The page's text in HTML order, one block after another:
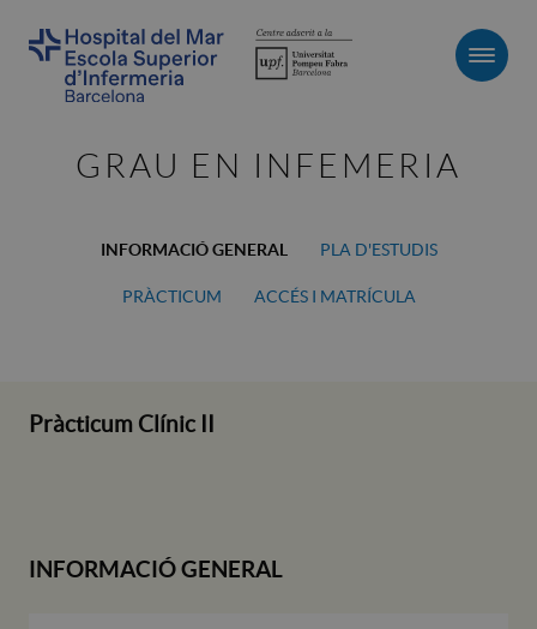
GRAU EN INFEMERIA
INFORMACIÓ GENERAL PLA D'ESTUDIS
PRÀCTICUM ACCÉS I MATRÍCULA
Pràcticum Clínic II
INFORMACIÓ GENERAL